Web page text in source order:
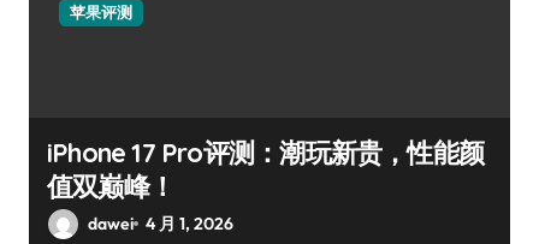
苹果评测
iPhone 17 Pro评测：潮玩新贵，性能颜
值双巅峰！
dawei 4 月 1, 2026